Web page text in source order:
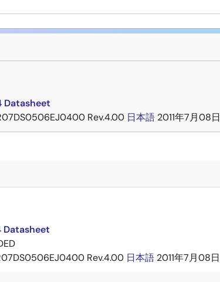
Datasheet
Rev.4.00 日本語 2011年7月08日
Datasheet
Rev.4.00 日本語 2011年7月08日